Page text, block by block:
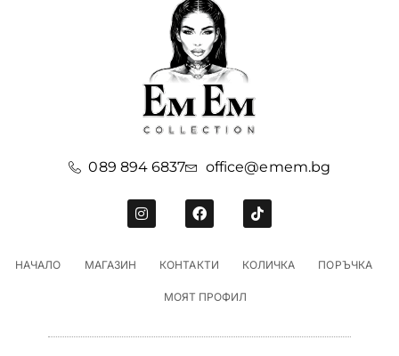
089 894 6837 office@emem.bg
НАЧАЛО МАГАЗИН КОНТАКТИ КОЛИЧКА ПОРЪЧКА
МОЯТ ПРОФИЛ